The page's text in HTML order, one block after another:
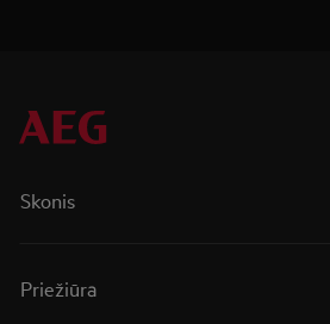
Skonis
Priežiūra